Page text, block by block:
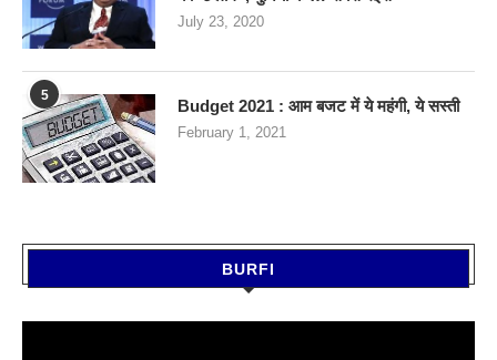
July 23, 2020
5
Budget 2021 : आम बजट में ये महंगी, ये सस्‍ती
February 1, 2021
BURFI